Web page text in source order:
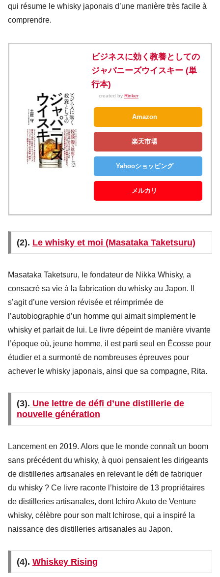
qui résume le whisky japonais d’une manière très facile à
comprendre.
ビジネスに効く教養としての
ジャパニーズウイスキー (単
行本)
created by Rinker
Amazon
楽天市場
Yahooショッピング
メルカリ
(2). Le whisky et moi (Masataka Taketsuru)
Masataka Taketsuru, le fondateur de Nikka Whisky, a
consacré sa vie à la fabrication du whisky au Japon. Il
s’agit d’une version révisée et réimprimée de
l’autobiographie d’un homme qui aimait simplement le
whisky et parlait de lui. Le livre dépeint de manière vivante
l’époque où, jeune homme, il est parti seul en Écosse pour
étudier et a surmonté de nombreuses épreuves pour
achever le whisky japonais, ainsi que sa compagne, Rita.
(3). Une lettre de défi d’une distillerie de
nouvelle génération
Lancement en 2019. Alors que le monde connaît un boom
sans précédent du whisky, à quoi pensaient les dirigeants
de distilleries artisanales en relevant le défi de fabriquer
du whisky ? Ce livre raconte l’histoire de 13 propriétaires
de distilleries artisanales, dont Ichiro Akuto de Venture
whisky, célèbre pour son malt Ichirose, qui a inspiré la
naissance des distilleries artisanales au Japon.
(4). Whiskey Rising